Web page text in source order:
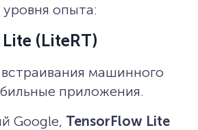
опыта:
(LiteRT)
машинного
приложения.
Google, TensorFlow Lite